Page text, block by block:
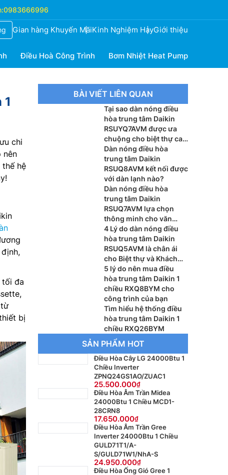
0983666996
Gian hàng Khuyến MãiKinh Nghiệm HayGiới thiệu
Điều Hoà Công Trình Bơm Nhiệt Heat Pump
chi
nên
hệ
tối đa
bị
BÀI VIẾT LIÊN QUAN
Tại sao dàn nóng điều
hòa trung tâm Daikin
RSUYQ7AVM được ưa
chuộng cho biệt thự cao
cấp?
Dàn nóng điều hòa
trung tâm Daikin
RSUQ8AVM kết nối được
với dàn lạnh nào?
Dàn nóng điều hòa
trung tâm Daikin
RSUQ7AVM lựa chọn
thông minh cho văn
phòng vừa và nhỏ
4 Lý do dàn nóng điều
hòa trung tâm Daikin
RSUQ5AVM là chân ái
cho Biệt thự và Khách
sạn
5 lý do nên mua điều
hòa trung tâm Daikin 1
chiều RXQ8BYM cho
công trình của bạn
Tìm hiểu hệ thống điều
hòa trung tâm Daikin 1
chiều RXQ26BYM
SẢN PHẨM HOT
Điều Hòa Cây LG 24000Btu 1
Chiều Inverter
ZPNQ24GS1AO/ZUAC1
25.500.000
Điều Hòa Âm Trần Midea
24000Btu 1 Chiều MCD1-
28CRN8
17.650.000
Điều Hòa Âm Trần Gree
Inverter 24000Btu 1 Chiều
GULD71T1/A-
S/GULD71W1/NhA-S
24.950.000
Điều Hòa Ống Gió Gree 1